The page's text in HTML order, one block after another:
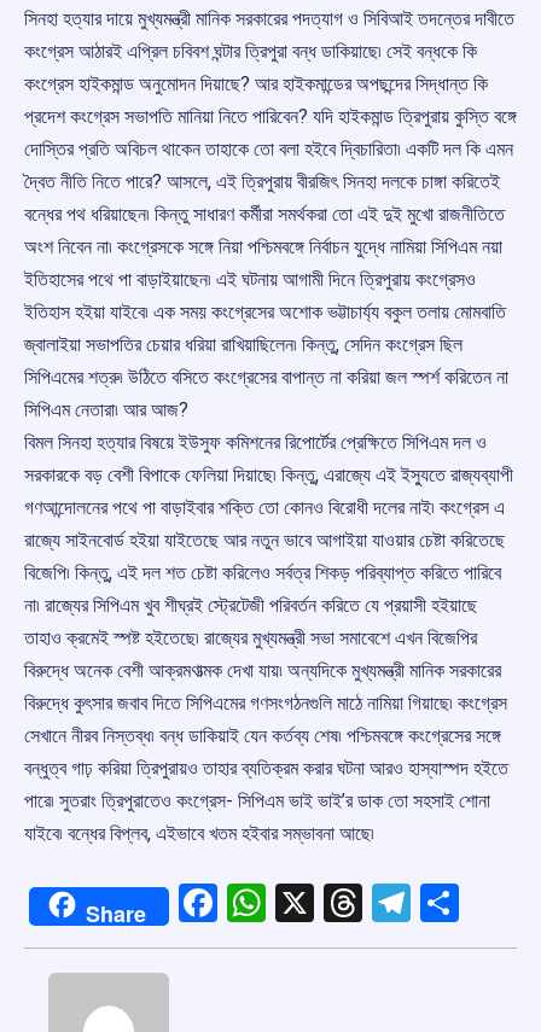
সিনহা হত্যার দায়ে মুখ্যমন্ত্রী মানিক সরকারের পদত্যাগ ও সিবিআই তদন্তের দাবীতে
কংগ্রেস আঠারই এপ্রিল চবিবশ ঘন্টার ত্রিপুরা বন্ধ ডাকিয়াছে৷ সেই বন্ধকে কি
কংগ্রেস হাইকমান্ড অনুমোদন দিয়াছে? আর হাইকমান্ডের অপছন্দের সিদ্ধান্ত কি
প্রদেশ কংগ্রেস সভাপতি মানিয়া নিতে পারিবেন? যদি হাইকমান্ড ত্রিপুরায় কুস্তি বঙ্গে
দোস্তির প্রতি অবিচল থাকেন তাহাকে তো বলা হইবে দ্বিচারিতা৷ একটি দল কি এমন
দ্বৈত নীতি নিতে পারে? আসলে, এই ত্রিপুরায় বীরজিৎ সিনহা দলকে চাঙ্গা করিতেই
বন্ধের পথ ধরিয়াছেন৷ কিন্তু সাধারণ কর্মীরা সমর্থকরা তো এই দুই মুখো রাজনীতিতে
অংশ নিবেন না৷ কংগ্রেসকে সঙ্গে নিয়া পশ্চিমবঙ্গে নির্বাচন যুদ্ধে নামিয়া সিপিএম নয়া
ইতিহাসের পথে পা বাড়াইয়াছেন৷ এই ঘটনায় আগামী দিনে ত্রিপুরায় কংগ্রেসও
ইতিহাস হইয়া যাইবে৷ এক সময় কংগ্রেসের অশোক ভট্টাচার্য্য বকুল তলায় মোমবাতি
জ্বালাইয়া সভাপতির চেয়ার ধরিয়া রাখিয়াছিলেন৷ কিন্তু, সেদিন কংগ্রেস ছিল
সিপিএমের শত্রু৷ উঠিতে বসিতে কংগ্রেসের বাপান্ত না করিয়া জল স্পর্শ করিতেন না
সিপিএম নেতারা৷ আর আজ?
বিমল সিনহা হত্যার বিষয়ে ইউসুফ কমিশনের রিপোর্টের প্রেক্ষিতে সিপিএম দল ও
সরকারকে বড় বেশী বিপাকে ফেলিয়া দিয়াছে৷ কিন্তু, এরাজ্যে এই ইস্যুতে রাজ্যব্যাপী
গণআন্দোলনের পথে পা বাড়াইবার শক্তি তো কোনও বিরোধী দলের নাই৷ কংগ্রেস এ
রাজ্যে সাইনবোর্ড হইয়া যাইতেছে আর নতুন ভাবে আগাইয়া যাওয়ার চেষ্টা করিতেছে
বিজেপি৷ কিন্তু, এই দল শত চেষ্টা করিলেও সর্বত্র শিকড় পরিব্যাপ্ত করিতে পারিবে
না৷ রাজ্যের সিপিএম খুব শীঘ্রই স্ট্রেটেজী পরিবর্তন করিতে যে প্রয়াসী হইয়াছে
তাহাও ক্রমেই স্পষ্ট হইতেছে৷ রাজ্যের মুখ্যমন্ত্রী সভা সমাবেশে এখন বিজেপির
বিরুদ্ধে অনেক বেশী আক্রমণাত্মক দেখা যায়৷ অন্যদিকে মুখ্যমন্ত্রী মানিক সরকারের
বিরুদ্ধে কুৎসার জবাব দিতে সিপিএমের গণসংগঠনগুলি মাঠে নামিয়া গিয়াছে৷ কংগ্রেস
সেখানে নীরব নিস্তব্ধ৷ বন্ধ ডাকিয়াই যেন কর্তব্য শেষ৷ পশ্চিমবঙ্গে কংগ্রেসের সঙ্গে
বন্ধুত্ব গাঢ় করিয়া ত্রিপুরায়ও তাহার ব্যতিক্রম করার ঘটনা আরও হাস্যাস্পদ হইতে
পারে৷ সুতরাং ত্রিপুরাতেও কংগ্রেস- সিপিএম ভাই ভাই’র ডাক তো সহসাই শোনা
যাইবে৷ বন্ধের বিপ্লব, এইভাবে খতম হইবার সম্ভাবনা আছে৷
Share Facebook
WhatsApp
X Threads